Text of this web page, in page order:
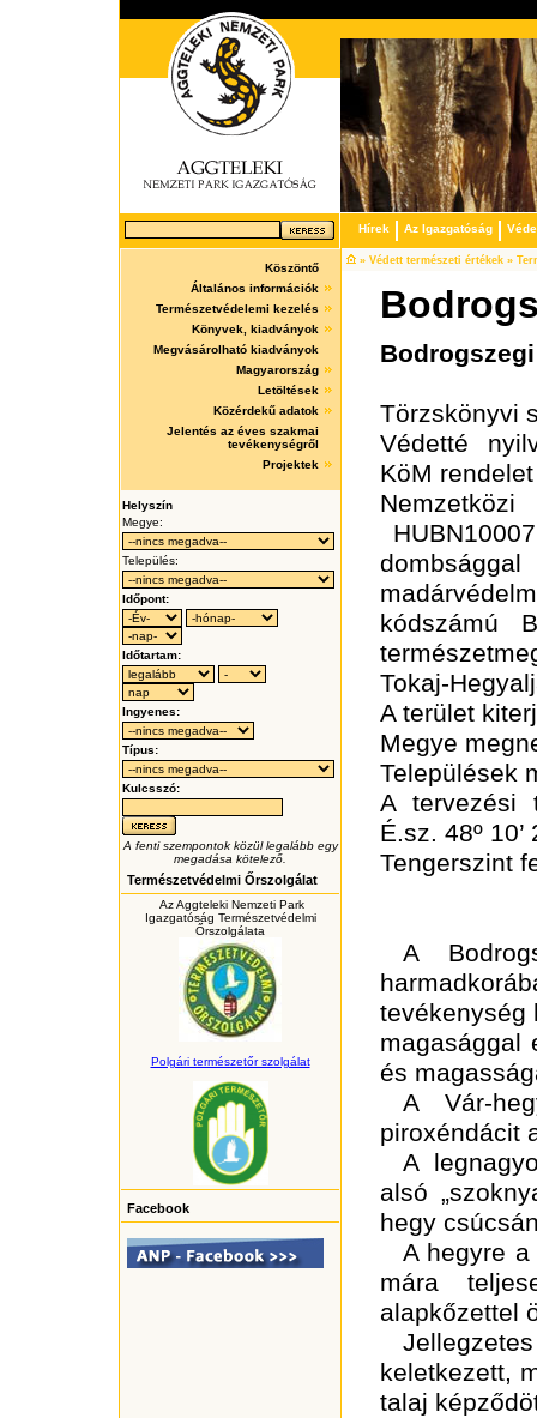
Hírek Az Igazgatóság
Köszöntő
Általános információk
Természetvédelemi kezelés
Könyvek, kiadványok
Megvásárolható kiadványok
Magyarország
Letöltések
Közérdekű adatok
Jelentés az éves szakmai
tevékenységről
Projektek
Helyszín
Megye:
Település:
Időpont:
Időtartam:
Ingyenes:
Típus:
Kulcsszó:
A fenti szempontok közül legalább egy
megadása kötelező.
Természetvédelmi Őrszolgálat
Az Aggteleki Nemzeti Park
Igazgatóság Természetvédelmi
Őrszolgálata
Polgári természetőr szolgálat
Facebook
» Védett természeti értékek »
Törzskönyvi
Védetté
KöM rendelet
kódszámú
Tokaj-
A terület
Megye
Települések
A tervezési
É.sz. 48º 10’
Tengerszint
A
tevékenység
magasággal
és
A Vár-
piroxéndácit
A
alsó
hegy
A hegyre
mára
alapkőzettel
keletkezett,
talaj